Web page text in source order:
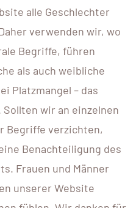
alle Geschlechter
verwenden wir, wo
Begriffe, führen
als auch weibliche
Platzmangel – das
wir an einzelnen
Begriffe verzichten,
Benachteiligung des
Frauen und Männer
unserer Website